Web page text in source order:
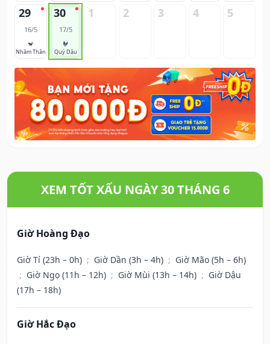
29
16/5
🐒
Nhâm Thân
30
17/5
🐓
Quý Dậu
1 2 3 4 5
XEM TỐT XẤU NGÀY 30 THÁNG 6
Giờ Hoàng Đạo
Giờ Tí (23h – 0h) ; Giờ Dần (3h – 4h) ; Giờ Mão (5h – 6h)
; Giờ Ngọ (11h – 12h) ; Giờ Mùi (13h – 14h) ; Giờ Dậu
(17h – 18h)
Giờ Hắc Đạo